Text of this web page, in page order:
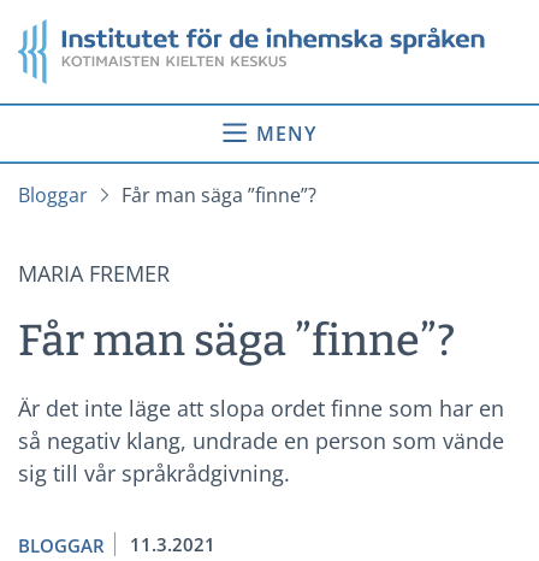
till
innehåll
Startsida
MENY
Bloggar Får man säga ”finne”?
MARIA FREMER
Får man säga ”finne”?
Är det inte läge att slopa ordet finne som har en
så negativ klang, undrade en person som vände
sig till vår språkrådgivning.
BLOGGAR 11.3.2021